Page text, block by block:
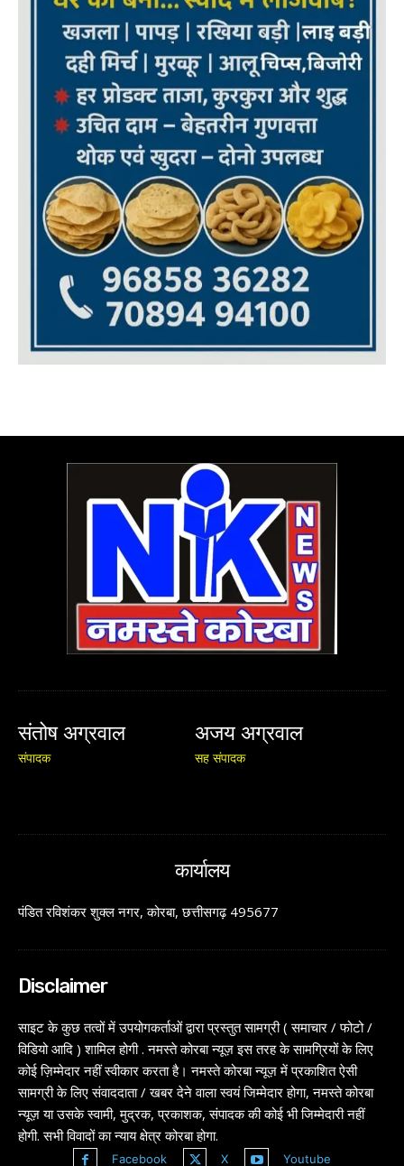
संतोष अग्रवाल
संपादक
अजय अग्रवाल
सह संपादक
कार्यालय
पंडित रविशंकर शुक्ल नगर, कोरबा, छत्तीसगढ़ 495677
Disclaimer
साइट के कुछ तत्वों में उपयोगकर्ताओं द्वारा प्रस्तुत सामग्री ( समाचार / फोटो /
विडियो आदि ) शामिल होगी . नमस्ते कोरबा न्यूज़ इस तरह के सामग्रियों के लिए
कोई ज़िम्मेदार नहीं स्वीकार करता है। नमस्ते कोरबा न्यूज़ में प्रकाशित ऐसी
सामग्री के लिए संवाददाता / खबर देने वाला स्वयं जिम्मेदार होगा, नमस्ते कोरबा
न्यूज़ या उसके स्वामी, मुद्रक, प्रकाशक, संपादक की कोई भी जिम्मेदारी नहीं
होगी. सभी विवादों का न्याय क्षेत्र कोरबा होगा.
Facebook X Youtube